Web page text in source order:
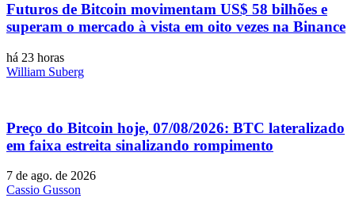
Futuros de Bitcoin movimentam US$ 58 bilhões e
superam o mercado à vista em oito vezes na Binance
há 23 horas
William Suberg
Preço do Bitcoin hoje, 07/08/2026: BTC lateralizado
em faixa estreita sinalizando rompimento
7 de ago. de 2026
Cassio Gusson